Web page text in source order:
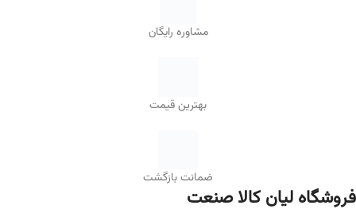
مشاوره رایگان
بهترین قیمت
ضمانت بازگشت
فروشگاه لیان‌ کالا صنعت